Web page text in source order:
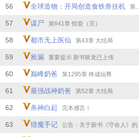
56 全球造物：开局创造食铁兽挂机 第三十二章 大结局
57 谋尸 第641章 惊蛰（完）
58 都市无上医仙 第43章 大结局
59 捡漏 重要提示 新书斩龙已上传
60 巅峰奶爸 第1295章 终成仙尊
61 最强战神奶爸 第52章 大结局
62 杀神白起 完本感言！
63 猎魔手记 公告：关于新书《守命人》的宣传